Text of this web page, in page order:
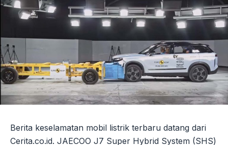
Berita keselamatan mobil listrik terbaru datang dari
Cerita.co.id. JAECOO J7 Super Hybrid System (SHS)